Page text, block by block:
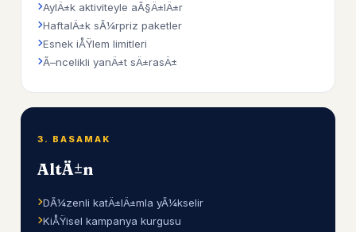
AylÄ±k aktiviteyle aÃ§Ä±lÄ±r
HaftalÄ±k sÃ¼rpriz paketler
Esnek iÅŸlem limitleri
Ã–ncelikli yanÄ±t sÄ±rasÄ±
3. BASAMAK
AltÄ±n
DÃ¼zenli katÄ±lÄ±mla yÃ¼kselir
KiÅŸisel kampanya kurgusu